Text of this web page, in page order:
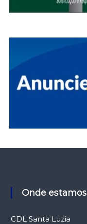
Onde estamos
CDL Santa Luzia